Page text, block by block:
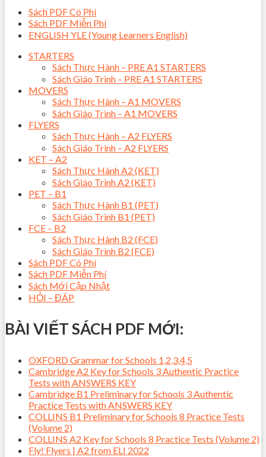
Sách PDF Có Phí
Sách PDF Miễn Phí
ENGLISH YLE (Young Learners English)
STARTERS
Sách Thực Hành – PRE A1 STARTERS
Sách Giáo Trình – PRE A1 STARTERS
MOVERS
Sách Thực Hành – A1 MOVERS
Sách Giáo Trình – A1 MOVERS
FLYERS
Sách Thực Hành – A2 FLYERS
Sách Giáo Trình – A2 FLYERS
KET – A2
Sách Thực Hành A2 (KET)
Sách Giáo Trình A2 (KET)
PET – B1
Sách Thực Hành B1 (PET)
Sách Giáo Trình B1 (PET)
FCE – B2
Sách Thực Hành B2 (FCE)
Sách Giáo Trình B2 (FCE)
Sách PDF Có Phí
Sách PDF Miễn Phí
Sách Mới Cập Nhật
HỎI – ĐÁP
BÀI VIẾT SÁCH PDF MỚI:
OXFORD Grammar for Schools 1,2,3,4,5
Cambridge A2 Key for Schools 3 Authentic Practice
Tests with ANSWERS KEY
Cambridge B1 Preliminary for Schools 3 Authentic
Practice Tests with ANSWERS KEY
COLLINS B1 Preliminary for Schools 8 Practice Tests
(Volume 2)
COLLINS A2 Key for Schools 8 Practice Tests (Volume 2)
Fly! Flyers | A2 from ELI 2022